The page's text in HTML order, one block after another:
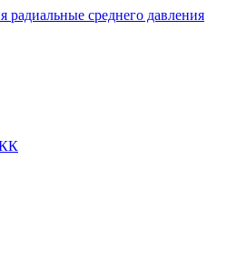
радиальные среднего давления